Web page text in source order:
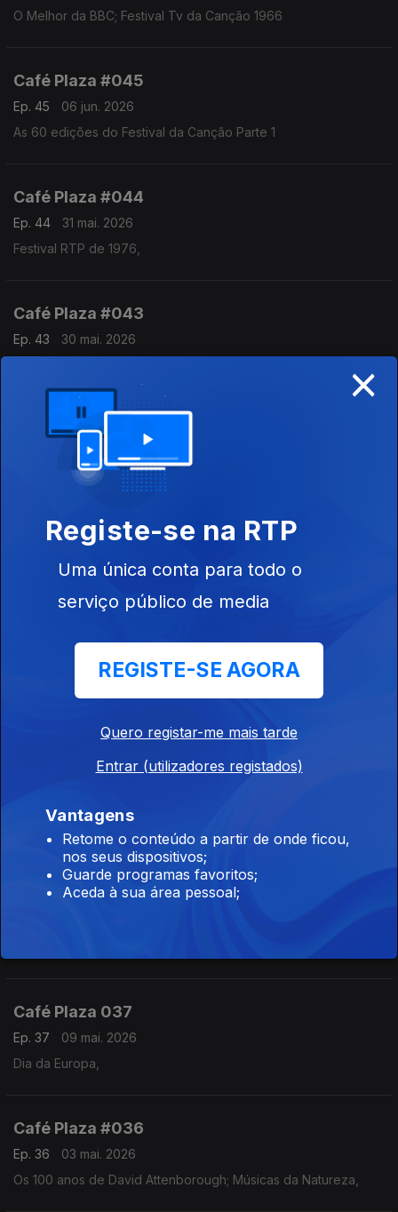
O Melhor da BBC; Festival Tv da Canção 1966
Café Plaza #045
Ep. 45
06 jun. 2026
As 60 edições do Festival da Canção Parte 1
Café Plaza #044
Ep. 44
31 mai. 2026
Festival RTP de 1976,
Café Plaza #043
Ep. 43
30 mai. 2026
Café Plaza 042
24 mai. 2026
Os 70 anos do Festival da Eurovisão,
Café Plaza 041
23 mai. 2026
Os 100 anos de Miles Davis,
Café Plaza #040
Café Plaza 039
Os 60 anos do lp "Pet Spunds"; Músicas de 1966,
Café Plaza #038
Café Plaza 037
Ep. 37
09 mai. 2026
Dia da Europa,
Café Plaza #036
Ep. 36
03 mai. 2026
Os 100 anos de David Attenborough; Músicas da Natureza,
×
Registe-se na RTP
Uma única conta para todo o
serviço público de media
REGISTE-SE AGORA
Quero registar-me mais tarde
Entrar (utilizadores registados)
Vantagens
Retome o conteúdo a partir de onde ficou,
nos seus dispositivos;
Guarde programas favoritos;
Aceda à sua área pessoal;